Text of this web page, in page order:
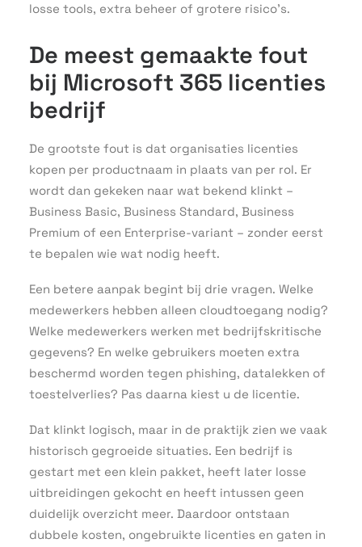
losse tools, extra beheer of grotere risico’s.
De meest gemaakte fout
bij Microsoft 365 licenties
bedrijf
De grootste fout is dat organisaties licenties
kopen per productnaam in plaats van per rol. Er
wordt dan gekeken naar wat bekend klinkt –
Business Basic, Business Standard, Business
Premium of een Enterprise-variant – zonder eerst
te bepalen wie wat nodig heeft.
Een betere aanpak begint bij drie vragen. Welke
medewerkers hebben alleen cloudtoegang nodig?
Welke medewerkers werken met bedrijfskritische
gegevens? En welke gebruikers moeten extra
beschermd worden tegen phishing, datalekken of
toestelverlies? Pas daarna kiest u de licentie.
Dat klinkt logisch, maar in de praktijk zien we vaak
historisch gegroeide situaties. Een bedrijf is
gestart met een klein pakket, heeft later losse
uitbreidingen gekocht en heeft intussen geen
duidelijk overzicht meer. Daardoor ontstaan
dubbele kosten, ongebruikte licenties en gaten in